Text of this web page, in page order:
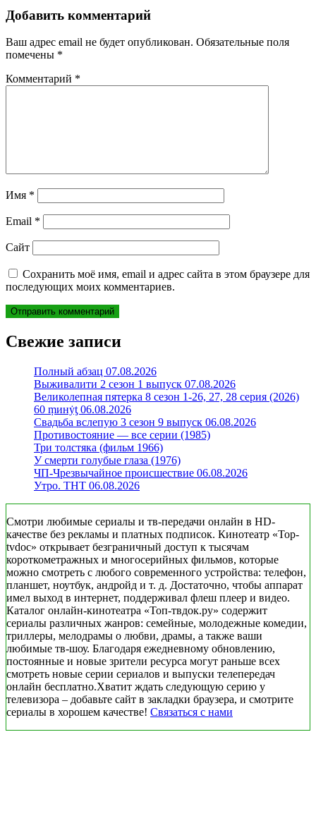
записям
Добавить комментарий
Ваш адрес email не будет опубликован. Обязательные поля
помечены *
Комментарий *
Имя *
Email *
Сайт
Сохранить моё имя, email и адрес сайта в этом браузере для
последующих моих комментариев.
Свежие записи
Полный абзац 07.08.2026
Выживалити 2 сезон 1 выпуск 07.08.2026
Великолепная пятерка 8 сезон 1-26, 27, 28 серия (2026)
60 ṃинẏƫ 06.08.2026
Свадьба вслепую 3 сезон 9 выпуск 06.08.2026
Противостояние — все серии (1985)
Три толстяка (фильм 1966)
У смерти голубые глаза (1976)
ЧП-Чрезвычайное происшествие 06.08.2026
Утро. ТНТ 06.08.2026
Смотри любимые сериалы и тв-передачи онлайн в HD-
качестве без рекламы и платных подписок. Кинотеатр «Top-
tvdoc» открывает безграничный доступ к тысячам
короткометражных и многосерийных фильмов, которые
можно смотреть с любого современного устройства: телефон,
планшет, ноутбук, андройд и т. д. Достаточно, чтобы аппарат
имел выход в интернет, поддерживал флеш плеер и видео.
Каталог онлайн-кинотеатра «Топ-твдок.ру» содержит
сериалы различных жанров: семейные, молодежные комедии,
триллеры, мелодрамы о любви, драмы, а также ваши
любимые тв-шоу. Благодаря ежедневному обновлению,
постоянные и новые зрители ресурса могут раньше всех
смотреть новые серии сериалов и выпуски телепередач
онлайн бесплатно.Хватит ждать следующую серию у
телевизора – добавьте сайт в закладки браузера, и смотрите
сериалы в хорошем качестве! Связаться с нами